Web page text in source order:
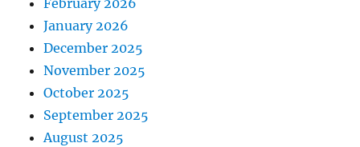
February 2026
January 2026
December 2025
November 2025
October 2025
September 2025
August 2025